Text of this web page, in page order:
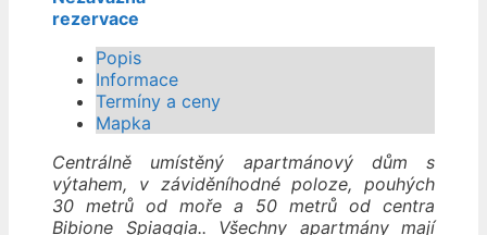
rezervace
Popis
Informace
Termíny a ceny
Mapka
Centrálně umístěný apartmánový dům s
výtahem, v záviděníhodné poloze, pouhých
30 metrů od moře a 50 metrů od centra
Bibione Spiaggia.. Všechny apartmány mají